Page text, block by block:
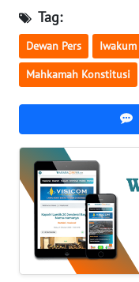
Tag:
Dewan Pers Iwakum
Mahkamah Konstitusi
WN
BABEL
WN
WN
SUMSEL
WN
BENGKULU
WN
LAMPUNG